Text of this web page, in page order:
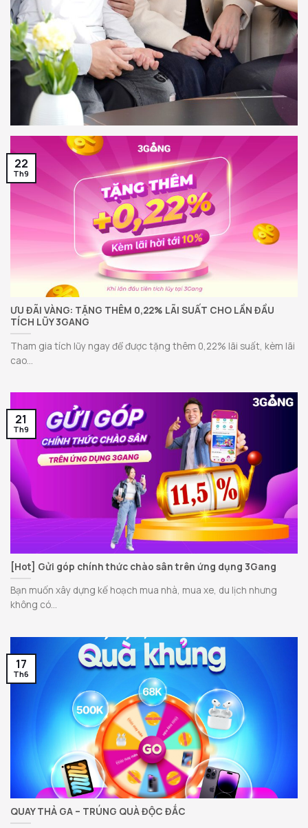
ƯU ĐÃI VÀNG: TẶNG THÊM 0,22% LÃI SUẤT CHO LẦN ĐẦU
TÍCH LŨY 3GANG
Tham gia tích lũy ngay để được tặng thêm 0,22% lãi suất, kèm lãi
cao...
22
Th9
[Hot] Gửi góp chính thức chào sân trên ứng dụng 3Gang
Bạn muốn xây dựng kế hoạch mua nhà, mua xe, du lịch nhưng
không có...
21
Th9
QUAY THẢ GA – TRÚNG QUÀ ĐỘC ĐẮC
17
Th6